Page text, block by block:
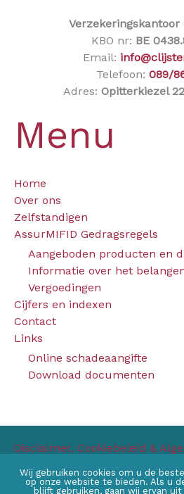
Verzekeringskantoor
KBO nr: BE
Email:
Telefoon: 089/
Adres: Opitterkiezel
Menu
Home
Over ons
Zelfstandigen
AssurMIFID Gedragsregels
Aangeboden producten en
Informatie over het
Vergoedingen
Cijfers en indexen
Contact
Links
Online schadeaangifte
Download documenten
Disclaimer, Cookiebeleid &
Ontwikkeld door
Wij gebruiken cookies om u de
op onze website te bieden. Als u
blijft gebruiken, gaan wij ervan